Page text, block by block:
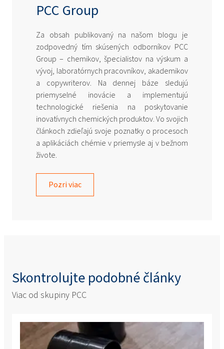
PCC Group
Za obsah publikovaný na našom blogu je
zodpovedný tím skúsených odborníkov PCC
Group – chemikov, špecialistov na výskum a
vývoj, laboratórnych pracovníkov, akademikov
a copywriterov. Na dennej báze sledujú
priemyselné inovácie a implementujú
technologické riešenia na poskytovanie
inovatívnych chemických produktov. Vo svojich
článkoch zdieľajú svoje poznatky o procesoch
a aplikáciách chémie v priemysle aj v bežnom
živote.
Pozri viac
Skontrolujte podobné články
Viac od skupiny PCC